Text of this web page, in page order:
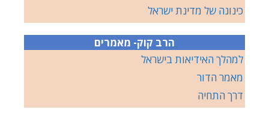
כינונה של מדינת ישראל
הרב קוק- מאמרים
למהלך האידיאות בישראל
מאמר הדור
דרך התחיה